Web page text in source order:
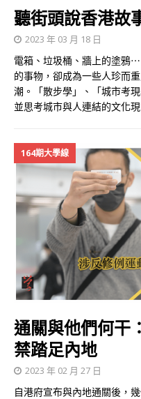
聽街頭說香港
2023 年 03 月 18 日
電箱、垃圾桶、牆上的塗鴉
的事物，卻成為一些人珍而
潮。「散步學」、「城市考
並思考城市與人連結的文化
164期大學線
通關與他們何干
禁踏足內地
2023 年 02 月 27 日
自港府宣布與內地通關後，